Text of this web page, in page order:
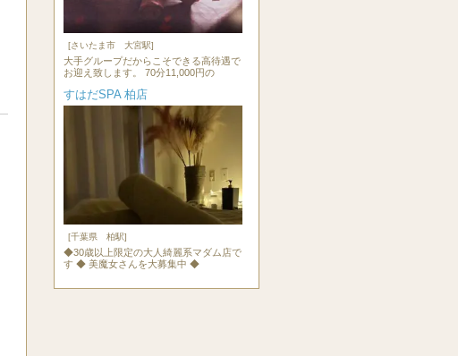
[さいたま市 大宮駅]
大手グループだからこそできる高待遇で
お迎え致します。 70分11,000円の
すはだSPA 柏店
[千葉県 柏駅]
◆30歳以上限定の大人綺麗系マダム店で
す ◆ 美魔女さんを大募集中 ◆